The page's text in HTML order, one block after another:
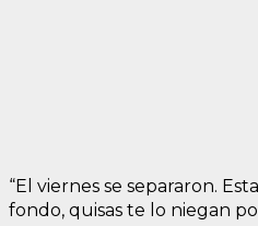
“El viernes se separaron.
fondo, quisas te lo niegan